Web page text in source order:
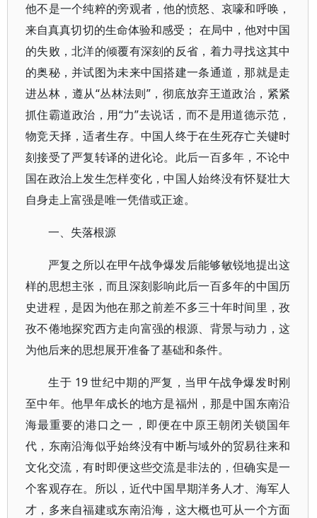
他不是一个纯粹的旁观者，他的愤怒、哀嚎和呼唤，
来自真真切切的生命体验和感受； 在局中，他对中国
的失败，北洋的倾覆有深刻的反省，着力寻找这其中
的奥秘，并试图为未来中国搭建一条通道，那就是走
进丛林，遵从“丛林法则”，彻底放弃王道政治，紧紧
抓住霸道政治，用“力”去说话，而不是用道德示范，
物竞天择，适者生存。中国人终于在生死存亡关键时
刻接受了严复转译的进化论。此后一百多年，不论中
国在政治上发生怎样变化，中国人始终没有怀疑壮大
自身走上富强是唯一凭借或正途。
一、失落根源
严复之所以在甲午战争爆发后能够敏锐地提出这
样的思想主张，而且深刻影响此后一百多年的中国历
史进程，是因为他在那之前差不多三十年时间里，孜
孜不倦地探究西方走向富强的根源、背景与动力，这
为他后来的思想展开准备了基础和条件。
生于 19 世纪中期的严复，当甲午战争爆发时刚
至中年。他早年成长的地方是福州，那是中国东南沿
海最重要的港口之一，即便在中原王朝闭关锁国年
代，东南沿海似乎始终没有中断与域外的贸易往来和
文化交流，有时即便这些交流是非法的，但确实是一
个客观存在。所以，近代中国早期洋务人才、海军人
才，多来自福建或东南沿海，这大概也可从一个方面